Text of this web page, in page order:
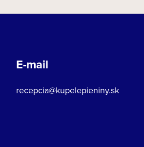
E-mail
recepcia@kupelepieniny.sk